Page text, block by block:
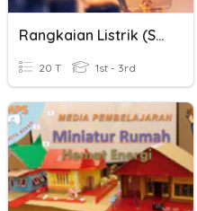
Rangkaian Listrik (seri Paralel) Part 2
20 T 1st - 3rd